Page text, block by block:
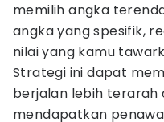
memilih angka
angka yang spesifik,
nilai yang kamu
Strategi ini dapat
berjalan lebih terarah
mendapatkan